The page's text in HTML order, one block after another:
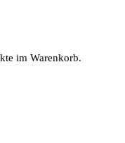
im Warenkorb.